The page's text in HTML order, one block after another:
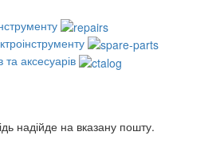
та аксесуарів
надійде на вказану пошту.